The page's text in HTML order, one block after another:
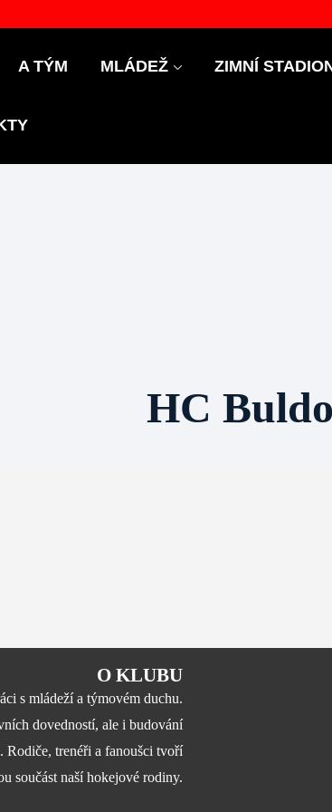
A TÝM MLÁDEŽ ZIMNÍ
HC
O KLUBU
s mládeží a týmovém duchu.
dovedností, ale i budování
Rodiče, trenéři a fanoušci tvoří
součást naší hokejové rodiny.